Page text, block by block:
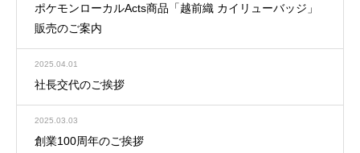
ポケモンローカルActs商品「越前織 カイリューバッジ」
販売のご案内
2025.04.01
社長交代のご挨拶
2025.03.03
創業100周年のご挨拶